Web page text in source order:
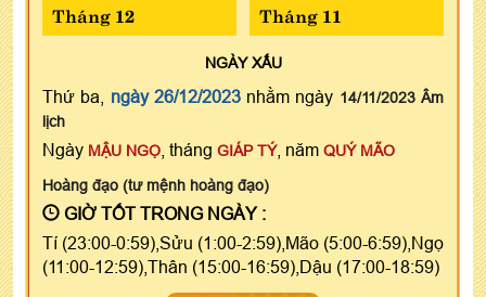
Tháng 12 Tháng 11
NGÀYXẤU
Thứ ba, ngày 26/12/2023nhằm ngày 14/11/2023 Âm
lịch
Ngày MẬU NGỌ , tháng GIÁP TÝ, năm QUÝ MÃO
Hoàng đạo (tư mệnh hoàng đạo)
GIỜ TỐT TRONG NGÀY :
Tí (23:00-0:59),Sửu (1:00-2:59),Mão (5:00-6:59),Ngọ
(11:00-12:59),Thân (15:00-16:59),Dậu (17:00-18:59)